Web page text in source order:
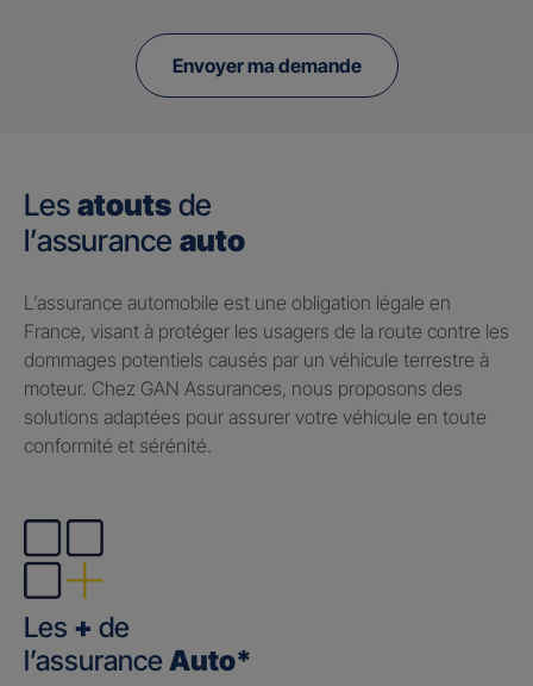
Envoyer ma demande
Les atouts de
l’assurance auto
​L’assurance automobile est une obligation légale en
France, visant à protéger les usagers de la route contre les
dommages potentiels causés par un véhicule terrestre à
moteur. Chez GAN Assurances, nous proposons des
solutions adaptées pour assurer votre véhicule en toute
conformité et sérénité.
Les + de
l’assurance Auto*